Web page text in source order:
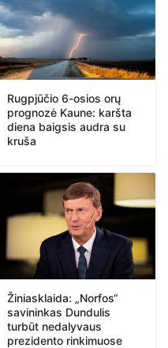
Rugpjūčio 6-osios orų
prognozė Kaune: karšta
diena baigsis audra su
kruša
Žiniasklaida: „Norfos“
savininkas Dundulis
turbūt nedalyvaus
prezidento rinkimuose